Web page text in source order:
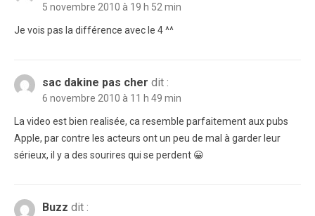
5 novembre 2010 à 19 h 52 min
Je vois pas la différence avec le 4 ^^
sac dakine pas cher dit :
6 novembre 2010 à 11 h 49 min
La video est bien realisée, ca resemble parfaitement aux pubs
Apple, par contre les acteurs ont un peu de mal à garder leur
sérieux, il y a des sourires qui se perdent 😀
Buzz dit :